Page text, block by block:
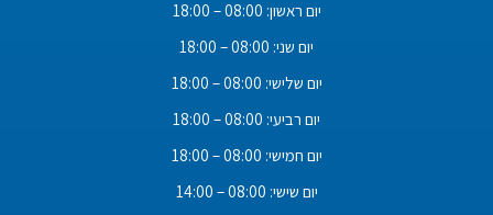
יום ראשון: 08:00 – 18:00
יום שני: 08:00 – 18:00
יום שלישי: 08:00 – 18:00
יום רביעי: 08:00 – 18:00
יום חמישי: 08:00 – 18:00
יום שישי: 08:00 – 14:00